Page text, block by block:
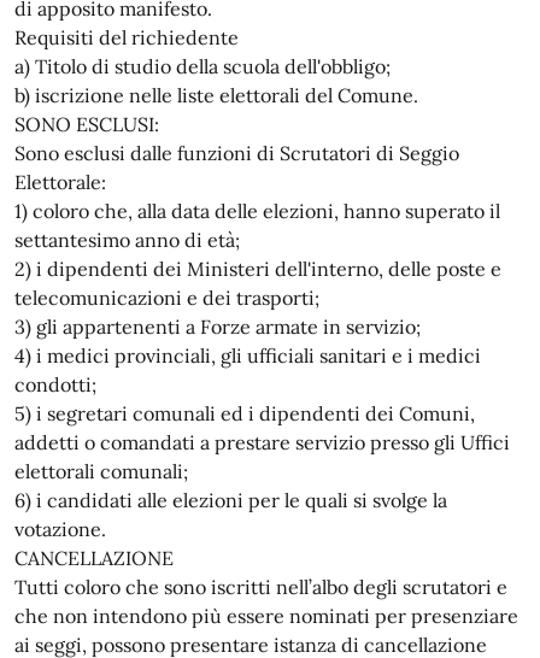
di apposito manifesto.
Requisiti del richiedente
a) Titolo di studio della scuola dell'obbligo;
b) iscrizione nelle liste elettorali del Comune.
SONO ESCLUSI:
Sono esclusi dalle funzioni di Scrutatori di Seggio
Elettorale:
1) coloro che, alla data delle elezioni, hanno superato il
settantesimo anno di età;
2) i dipendenti dei Ministeri dell'interno, delle poste e
telecomunicazioni e dei trasporti;
3) gli appartenenti a Forze armate in servizio;
4) i medici provinciali, gli ufficiali sanitari e i medici
condotti;
5) i segretari comunali ed i dipendenti dei Comuni,
addetti o comandati a prestare servizio presso gli Uffici
elettorali comunali;
6) i candidati alle elezioni per le quali si svolge la
votazione.
CANCELLAZIONE
Tutti coloro che sono iscritti nell’albo degli scrutatori e
che non intendono più essere nominati per presenziare
ai seggi, possono presentare istanza di cancellazione